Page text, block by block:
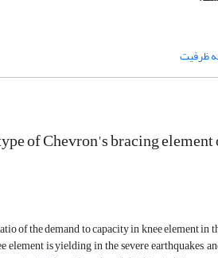
ظرفیت
of Chevron's bracing
of the demand to capacity in knee element
element is yielding in the severe